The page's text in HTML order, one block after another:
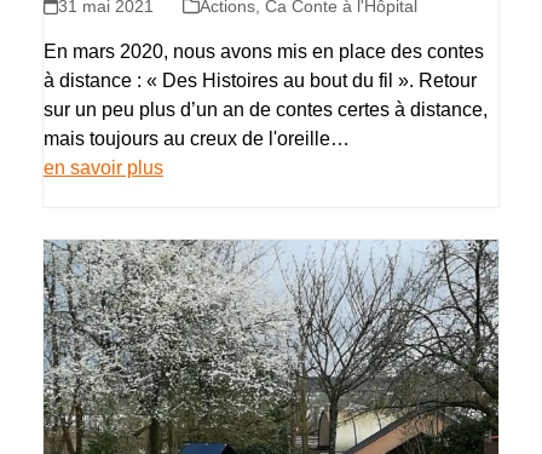
31 mai 2021 Actions ,Ca Conte à l'Hôpital
En mars 2020, nous avons mis en place des contes
à distance : « Des Histoires au bout du fil ». Retour
sur un peu plus d’un an de contes certes à distance,
mais toujours au creux de l'oreille…
en savoir plus